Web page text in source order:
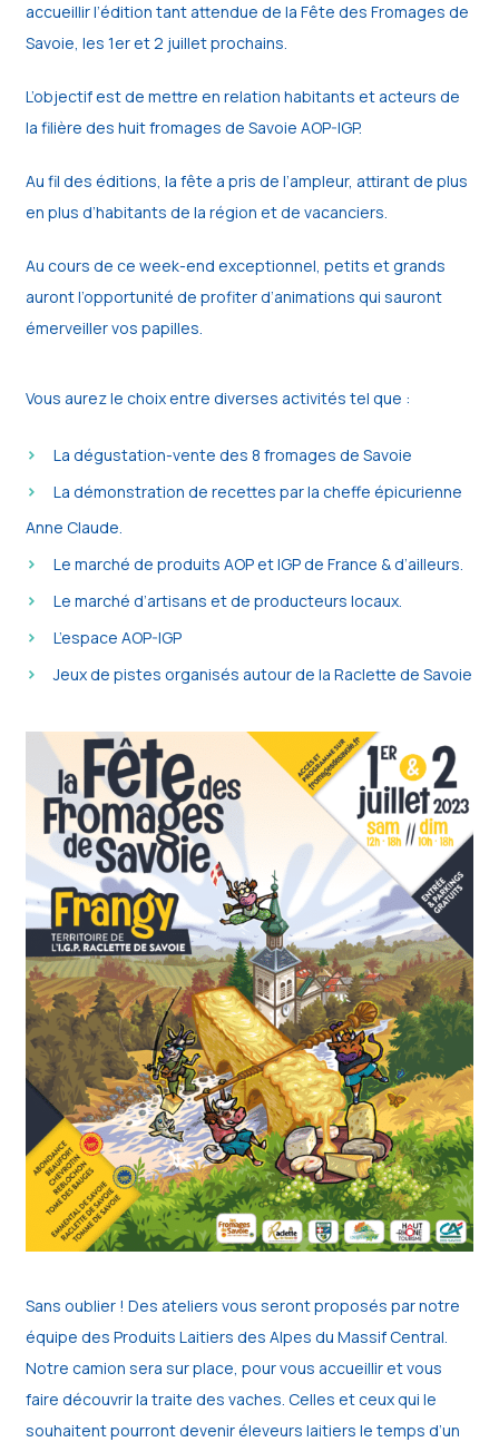
accueillir l’édition tant attendue de la Fête des Fromages de
Savoie, les 1er et 2 juillet prochains.
L’objectif est de mettre en relation habitants et acteurs de
la filière des huit fromages de Savoie AOP-IGP.
Au fil des éditions, la fête a pris de l’ampleur, attirant de plus
en plus d’habitants de la région et de vacanciers.
Au cours de ce week-end exceptionnel, petits et grands
auront l’opportunité de profiter d’animations qui sauront
émerveiller vos papilles.
Vous aurez le choix entre diverses activités tel que :
La dégustation-vente des 8 fromages de Savoie
La démonstration de recettes par la cheffe épicurienne
Anne Claude.
Le marché de produits AOP et IGP de France & d’ailleurs.
Le marché d’artisans et de producteurs locaux.
L’espace AOP-IGP
Jeux de pistes organisés autour de la Raclette de Savoie
Sans oublier ! Des ateliers vous seront proposés par notre
équipe des Produits Laitiers des Alpes du Massif Central.
Notre camion sera sur place, pour vous accueillir et vous
faire découvrir la traite des vaches. Celles et ceux qui le
souhaitent pourront devenir éleveurs laitiers le temps d’un